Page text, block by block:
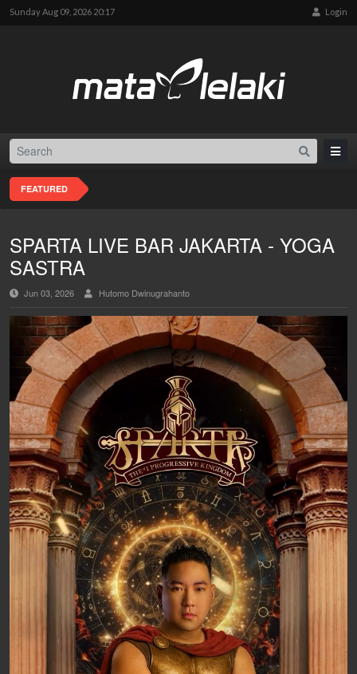
Sunday Aug 09, 2026 20:17 Login
FEATURED
SPARTA LIVE BAR JAKARTA - YOGA
SASTRA
Jun 03, 2026 Hutomo Dwinugrahanto